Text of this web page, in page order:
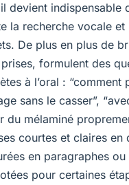
devient indispensable
la recherche vocale et
De plus en plus de
formulent des
à l’oral : “comment
sans le casser”,
du mélaminé
courtes et claires en
en paragraphes ou
pour certaines